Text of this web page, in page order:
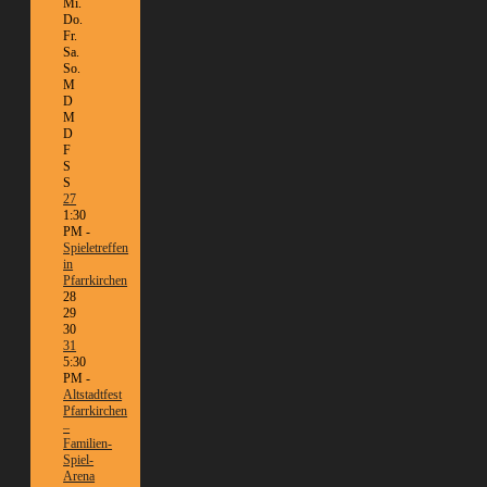
Do.
Fr.
Sa.
So.
M
D
M
D
F
S
S
27
1:30
PM -
Spieletreffen
in
Pfarrkirchen
28
29
30
31
5:30
PM -
Altstadtfest
Pfarrkirchen
–
Familien-
Spiel-
Arena